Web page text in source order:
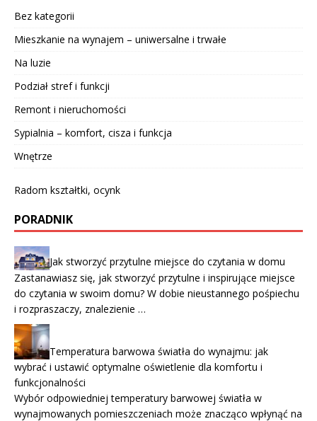
Bez kategorii
Mieszkanie na wynajem – uniwersalne i trwałe
Na luzie
Podział stref i funkcji
Remont i nieruchomości
Sypialnia – komfort, cisza i funkcja
Wnętrze
Radom kształtki, ocynk
PORADNIK
Jak stworzyć przytulne miejsce do czytania w domu
Zastanawiasz się, jak stworzyć przytulne i inspirujące miejsce
do czytania w swoim domu? W dobie nieustannego pośpiechu
i rozpraszaczy, znalezienie …
Temperatura barwowa światła do wynajmu: jak
wybrać i ustawić optymalne oświetlenie dla komfortu i
funkcjonalności
Wybór odpowiedniej temperatury barwowej światła w
wynajmowanych pomieszczeniach może znacząco wpłynąć na